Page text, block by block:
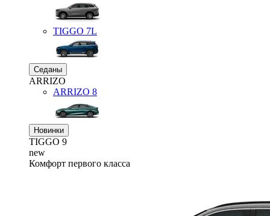
TIGGO 7L
Седаны
ARRIZO
ARRIZO 8
Новинки
TIGGO 9
new
Комфорт первого класса